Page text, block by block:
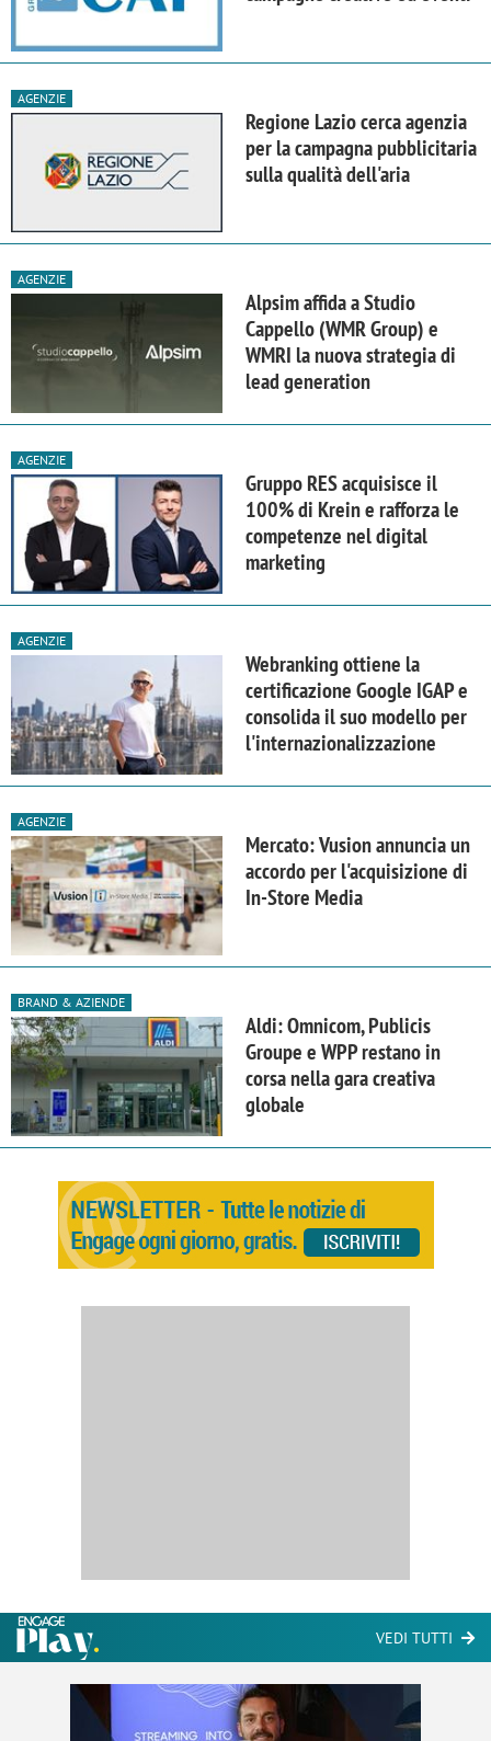
AGENZIE
Regione Lazio cerca agenzia
per la campagna pubblicitaria
sulla qualità dell'aria
AGENZIE
Alpsim affida a Studio
Cappello (WMR Group) e
WMRI la nuova strategia di
lead generation
AGENZIE
Gruppo RES acquisisce il
100% di Krein e rafforza le
competenze nel digital
marketing
AGENZIE
Webranking ottiene la
certificazione Google IGAP e
consolida il suo modello per
l'internazionalizzazione
AGENZIE
Mercato: Vusion annuncia un
accordo per l'acquisizione di
In-Store Media
BRAND & AZIENDE
Aldi: Omnicom, Publicis
Groupe e WPP restano in
corsa nella gara creativa
globale
VEDI TUTTI